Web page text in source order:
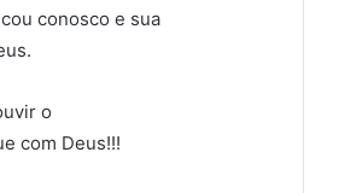
conosco e sua
o
com Deus!!!